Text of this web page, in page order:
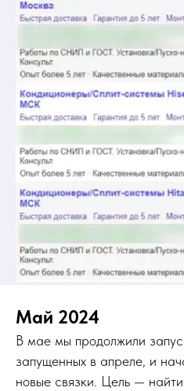
Май 2024
В мае мы продолжили
запущенных в апреле, и
новые связки. Цель —